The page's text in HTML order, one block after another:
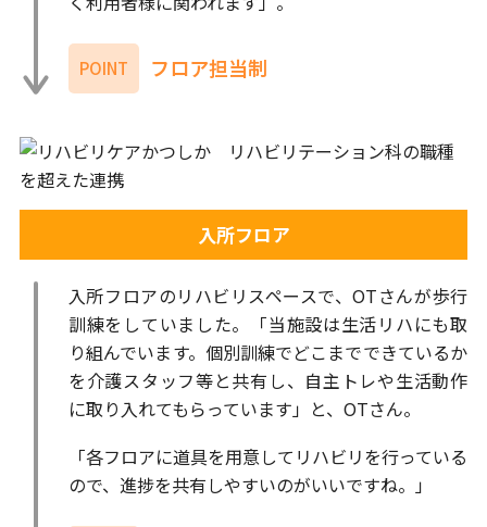
POINT フロア担当制
入所フロア
入所フロアのリハビリスペースで、OTさんが歩行
訓練をしていました。「当施設は生活リハにも取
り組んでいます。個別訓練でどこまでできているか
を介護スタッフ等と共有し、自主トレや生活動作
に取り入れてもらっています」と、OTさん。
「各フロアに道具を用意してリハビリを行っている
ので、進捗を共有しやすいのがいいですね。」